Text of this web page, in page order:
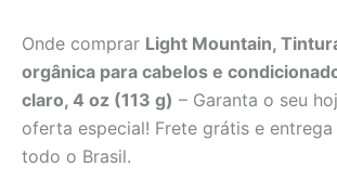
Onde comprar Light Mountain,
orgânica para cabelos e
claro, 4 oz (113 g) – Garanta o seu
oferta especial! Frete grátis e
todo o Brasil.